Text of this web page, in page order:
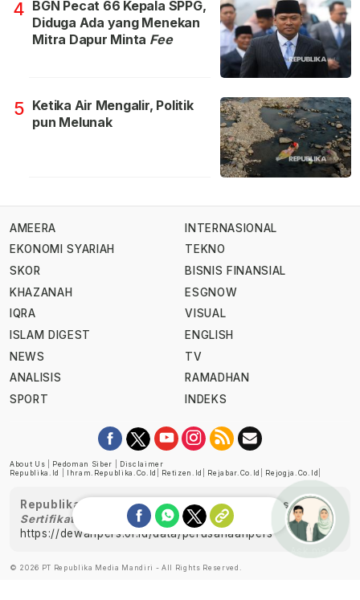
4 BGN Pecat 66 Kepala SPPG,
Diduga Ada yang Menekan
Mitra Dapur Minta Fee
5 Ketika Air Mengalir, Politik
pun Melunak
AMEERA
EKONOMI SYARIAH
SKOR
KHAZANAH
IQRA
ISLAM DIGEST
NEWS
ANALISIS
SPORT
INTERNASIONAL
TEKNO
BISNIS FINANSIAL
ESGNOW
VISUAL
ENGLISH
TV
RAMADHAN
INDEKS
About Us Pedoman Siber
Disclaimer
Republika.id
Ihram.republika.co.id Retizen.id Rejabar.co.id Rejogja.co.id
Republika telah diverifikasi oleh Dewan Pers
Sertifikat Nomor 1058/DP-Verifikasi/K/XII/2022
https://dewanpers.or.id/data/perusahaanpers
© 2026 PT Republika Media Mandiri - All Rights Reserved.
Ask me!